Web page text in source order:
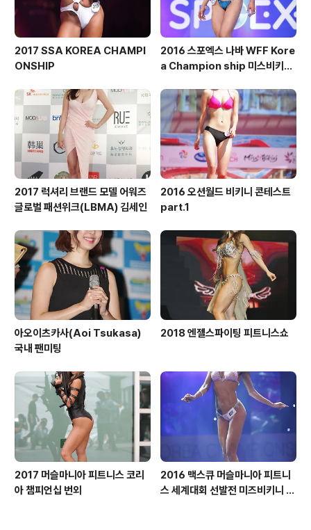
2017 SSA KOREA CHAMPI
ONSHIP
2016 스포엑스 나바 WFF Kore
a Champion ship 미스비키니
2017 럭셔리 브랜드 모델 어워즈
글로벌 패션위크(LBMA) 김세인
2016 오션월드 비키니 콘테스트
part.1
아오이츠카사(Aoi Tsukasa)
국내 팬미팅
2018 엔젤스파이팅 피트니스쇼
2017 머슬마니아 피트니스 코리
아 챔피언십 번외
2016 맥스큐 머슬마니아 피트니
스 세계대회 선발전 미즈비키니 2